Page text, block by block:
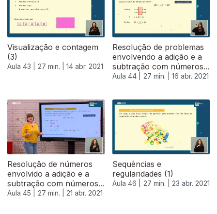
Visualização e contagem
(3)
Aula 43 | 27 min. | 14 abr. 2021
Resolução de problemas
envolvendo a adição e a
subtração com números...
Aula 44 | 27 min. | 16 abr. 2021
Resolução de números
envolvido a adição e a
subtração com números...
Aula 45 | 27 min. | 21 abr. 2021
Sequências e
regularidades (1)
Aula 46 | 27 min. | 23 abr. 2021